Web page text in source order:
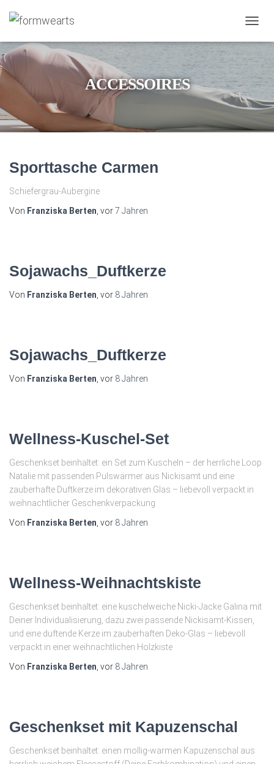
ACCESSOIRES
Sporttasche Carmen
Schiefergrau-Aubergine
Von Franziska Berten , vor7 Jahren
Sojawachs_Duftkerze
Von Franziska Berten , vor 8 Jahren
Sojawachs_Duftkerze
Von Franziska Berten , vor 8 Jahren
Wellness-Kuschel-Set
Geschenkset beinhaltet: ein Set zum Kuscheln – der herrliche Loop
Natalie mit passenden Pulswärmer aus Nickisamt und eine
zauberhafte Duftkerze im dekorativen Glas – liebevoll verpackt in
weihnachtlicher Geschenkverpackung
Von Franziska Berten , vor 8 Jahren
Wellness-Weihnachtskiste
Geschenkset beinhaltet: eine kuschelweiche Nicki-Jacke Galina mit
Deiner Individualisierung, dazu zwei passende Nickisamt-Kissen,
und eine duftende Kerze im zauberhaften Deko-Glas – liebevoll
verpackt in einer weihnachtlichen Holzkiste
Von Franziska Berten , vor 8 Jahren
Geschenkset mit Kapuzenschal
Geschenkset beinhaltet: einen mollig-warmen Kapuzenschal aus